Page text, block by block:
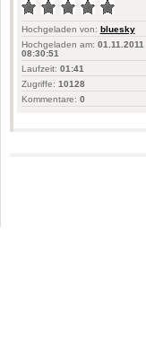
Hochgeladen von: bluesky
Hochgeladen am: 01.11.2011
08:30:51
Laufzeit: 01:41
Zugriffe: 10128
Kommentare: 0